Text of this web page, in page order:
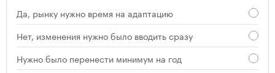
Да, рынку нужно время на адаптацию
Нет, изменения нужно было вводить сразу
Нужно было перенести минимум на год